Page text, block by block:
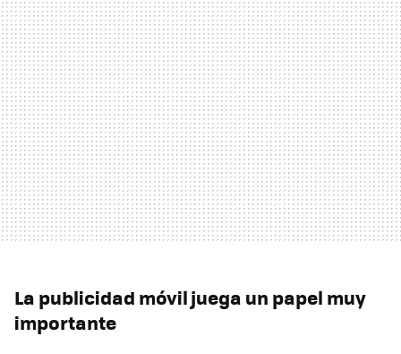
La publicidad móvil juega un papel muy
importante